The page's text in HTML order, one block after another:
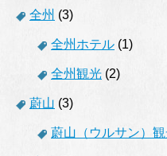
全州 (3)
全州ホテル (1)
全州観光 (2)
蔚山 (3)
蔚山（ウルサン）